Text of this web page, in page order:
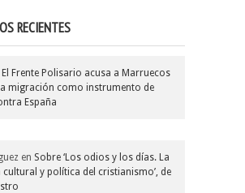
RECIENTES
El Frente Polisario acusa a Marruecos
migración como instrumento de
España
en Sobre ‘Los odios y los días. La
cultural y política del cristianismo’, de